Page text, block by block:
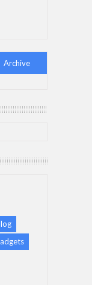
Archive